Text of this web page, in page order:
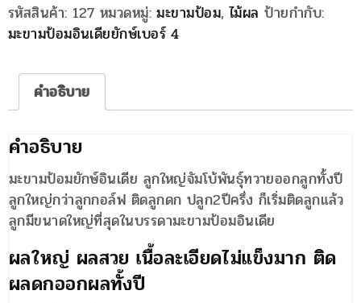
ยักษ์
อินเดีย
ชิ้น
รหัสสินค้า: 127 หมวดหมู่:มะขามป้อม,ไม้ผล ป้ายกำกับ:
มะขามป้อมอินเดียยักษ์เบอร์ 4
คำอธิบาย
คำอธิบาย
มะขามป้อมยักษ์อินเดีย ลูกใหญ่จัมโบ้พันธุ์ทวายออกลูกทั้งปี
ลูกใหญ่กว่าลูกกอล์ฟ ติดลูกดก ปลูก2ปีครึ่ง ก็เริ่มติดลูกแล้ว
ลูกมีขนาดใหญ่ที่สุดในบรรดามะขามป้อมอินเดีย
ผลใหญ่ ผลสวย เนื้อละเอียดไม่แข็งมาก ติด
ผลดกออกผลทั้งปี